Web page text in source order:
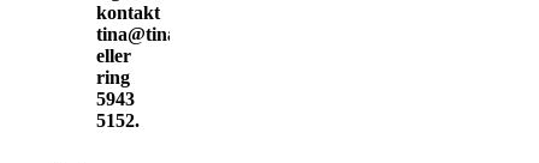
kontakt
tina@tinamunkholm.dk
eller
ring
5943
5152.